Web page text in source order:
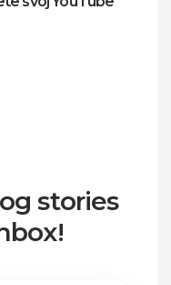
stories